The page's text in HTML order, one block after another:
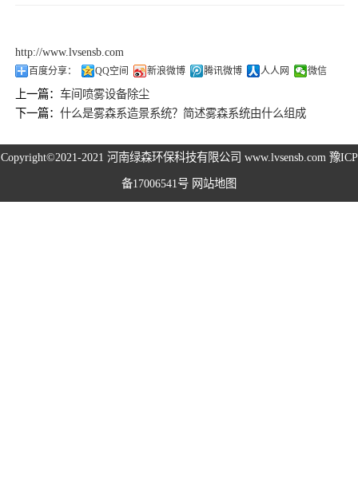
http://www.lvsensb.com
百度分享： QQ空间 新浪微博 腾讯微博 人人网 微信
上一篇：车间喷雾设备除尘
下一篇：什么是雾森系造景系统？简述雾森系统由什么组成
Copyright©2021-2021 河南绿森环保科技有限公司 www.lvsensb.com 豫ICP
备17006541号 网站地图
降尘喷雾设备
小区喷雾设备
高空除尘雾桩